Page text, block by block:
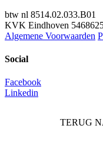
btw nl 8514.02.033.B01
KVK Eindhoven
Algemene Voorwaarden
Social
Facebook
Linkedin
TERUG